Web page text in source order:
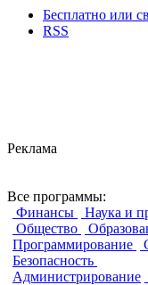
Бесплатно или
RSS
Реклама
Все программы:
Финансы
Наука и
Общество
Программирование
Безопасность
Администрирование